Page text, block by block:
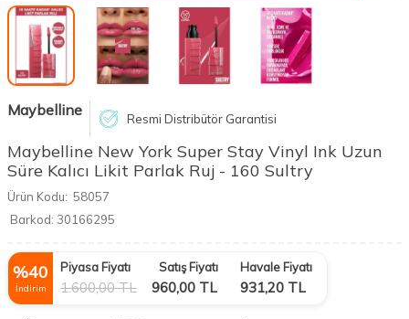
Maybelline Resmi Distribütör Garantisi
Maybelline New York Super Stay Vinyl Ink Uzun
Süre Kalıcı Likit Parlak Ruj - 160 Sultry
Ürün Kodu: 58057
Barkod: 30166295
%40
İndirim
Piyasa Fiyatı
1.600,00TL
Satış Fiyatı
960,00 TL
Havale Fiyatı
931,20 TL